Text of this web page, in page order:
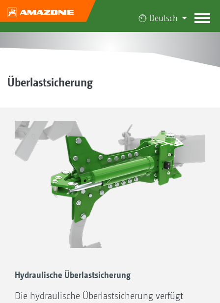
Deutsch
Überlastsicherung
Hydraulische Überlastsicherung
Die hydraulische Überlastsicherung verfügt